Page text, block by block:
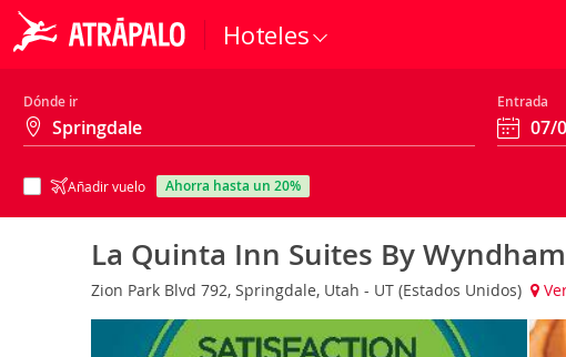
Hoteles
Dónde ir Entrada
Añadir vuelo ahorra hasta un 20%
La Quinta Inn Suites By
Zion Park Blvd 792, Springdale, Utah - UT (Estados Unidos)